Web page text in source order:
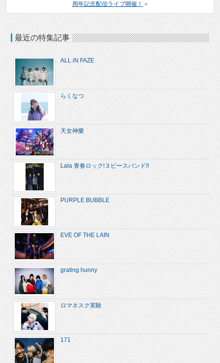
周年記念配信ライブ開催！ »
最近の特集記事
ALL iN FAZE
らくなつ
天女神樂
Lala 青春ロック!３ピースバンド!!
PURPLE BUBBLE
EVE OF THE LAIN
grating hunny
ロマネスク実験
171